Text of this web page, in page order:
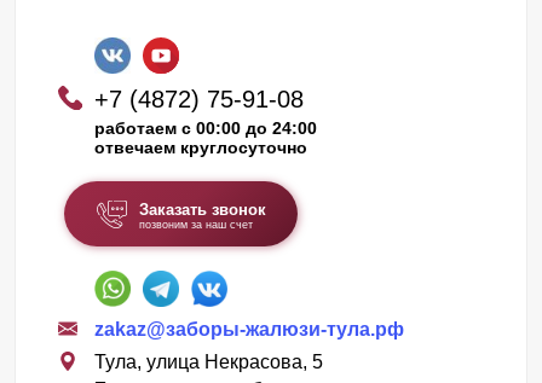
+7 (4872) 75-91-08
работаем с 00:00 до 24:00
отвечаем круглосуточно
Заказать звонок
позвоним за наш счет
zakaz@заборы-жалюзи-тула.рф
Тула, улица Некрасова, 5